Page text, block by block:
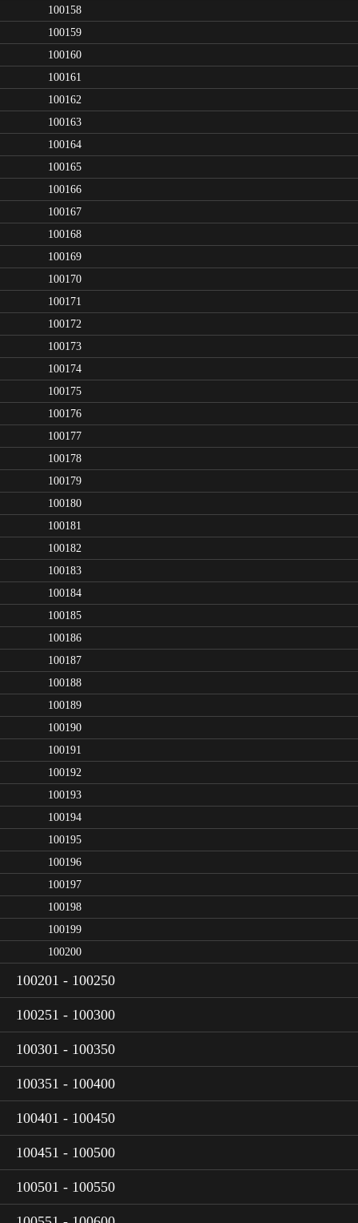
100158
100159
100160
100161
100162
100163
100164
100165
100166
100167
100168
100169
100170
100171
100172
100173
100174
100175
100176
100177
100178
100179
100180
100181
100182
100183
100184
100185
100186
100187
100188
100189
100190
100191
100192
100193
100194
100195
100196
100197
100198
100199
100200
100201 - 100250
100251 - 100300
100301 - 100350
100351 - 100400
100401 - 100450
100451 - 100500
100501 - 100550